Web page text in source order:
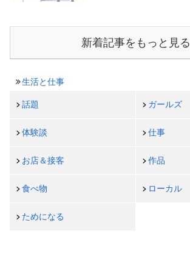
新着記事をもっと見る
生活と仕事
話題 ガールズ
体験談 仕事
お店＆接客 作品
食べ物 ローカル
ためになる